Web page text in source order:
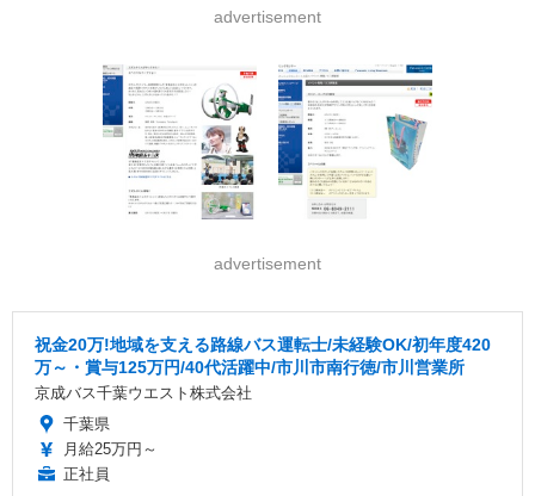
advertisement
advertisement
祝金20万!地域を支える路線バス運転士/未経験OK/初年度420
万～・賞与125万円/40代活躍中/市川市南行徳/市川営業所
京成バス千葉ウエスト株式会社
千葉県
月給25万円～
正社員